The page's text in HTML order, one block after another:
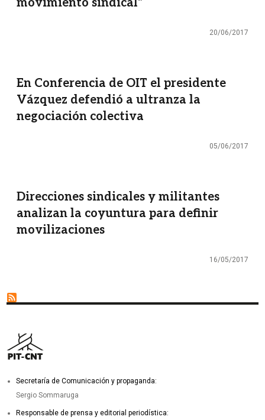
movimiento sindical”
20/06/2017
En Conferencia de OIT el presidente
Vázquez defendió a ultranza la
negociación colectiva
05/06/2017
Direcciones sindicales y militantes
analizan la coyuntura para definir
movilizaciones
16/05/2017
Secretaría de Comunicación y propaganda:
Sergio Sommaruga
Responsable de prensa y editorial periodística: